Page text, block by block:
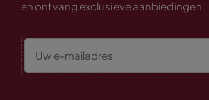
en ontvang exclusieve aanbiedingen.